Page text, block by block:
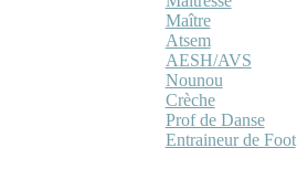
Maître
Atsem
AESH/AVS
Nounou
Crèche
Prof de Danse
Entraineur de Foot